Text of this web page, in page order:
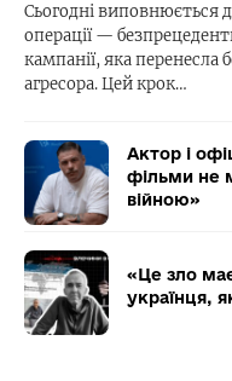
Сьогодні виповнюється
операції —
кампанії, яка перенесла
агресора. Цей крок…
Актор і
фільми не
війною»
«Це зло
українця,